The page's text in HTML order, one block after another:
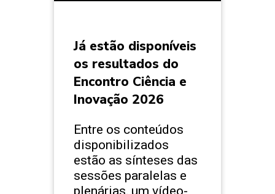
Já estão disponíveis
os resultados do
Encontro Ciência e
Inovação 2026
Entre os conteúdos
disponibilizados
estão as sínteses das
sessões paralelas e
plenárias, um vídeo-